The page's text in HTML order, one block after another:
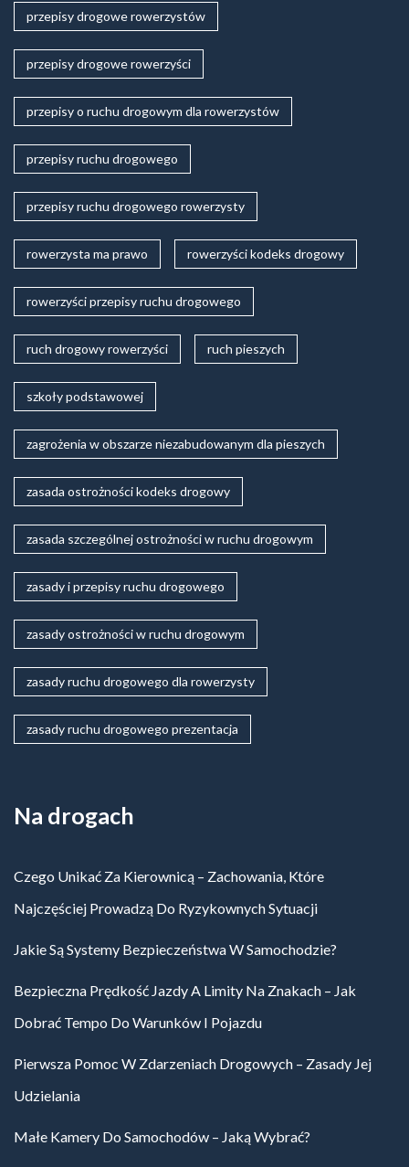
przepisy drogowe rowerzystów
przepisy drogowe rowerzyści
przepisy o ruchu drogowym dla rowerzystów
przepisy ruchu drogowego
przepisy ruchu drogowego rowerzysty
rowerzysta ma prawo rowerzyści kodeks drogowy
rowerzyści przepisy ruchu drogowego
ruch drogowy rowerzyści ruch pieszych
szkoły podstawowej
zagrożenia w obszarze niezabudowanym dla pieszych
zasada ostrożności kodeks drogowy
zasada szczególnej ostrożności w ruchu drogowym
zasady i przepisy ruchu drogowego
zasady ostrożności w ruchu drogowym
zasady ruchu drogowego dla rowerzysty
zasady ruchu drogowego prezentacja
Na drogach
Czego Unikać Za Kierownicą – Zachowania, Które
Najczęściej Prowadzą Do Ryzykownych Sytuacji
Jakie Są Systemy Bezpieczeństwa W Samochodzie?
Bezpieczna Prędkość Jazdy A Limity Na Znakach – Jak
Dobrać Tempo Do Warunków I Pojazdu
Pierwsza Pomoc W Zdarzeniach Drogowych – Zasady Jej
Udzielania
Małe Kamery Do Samochodów – Jaką Wybrać?